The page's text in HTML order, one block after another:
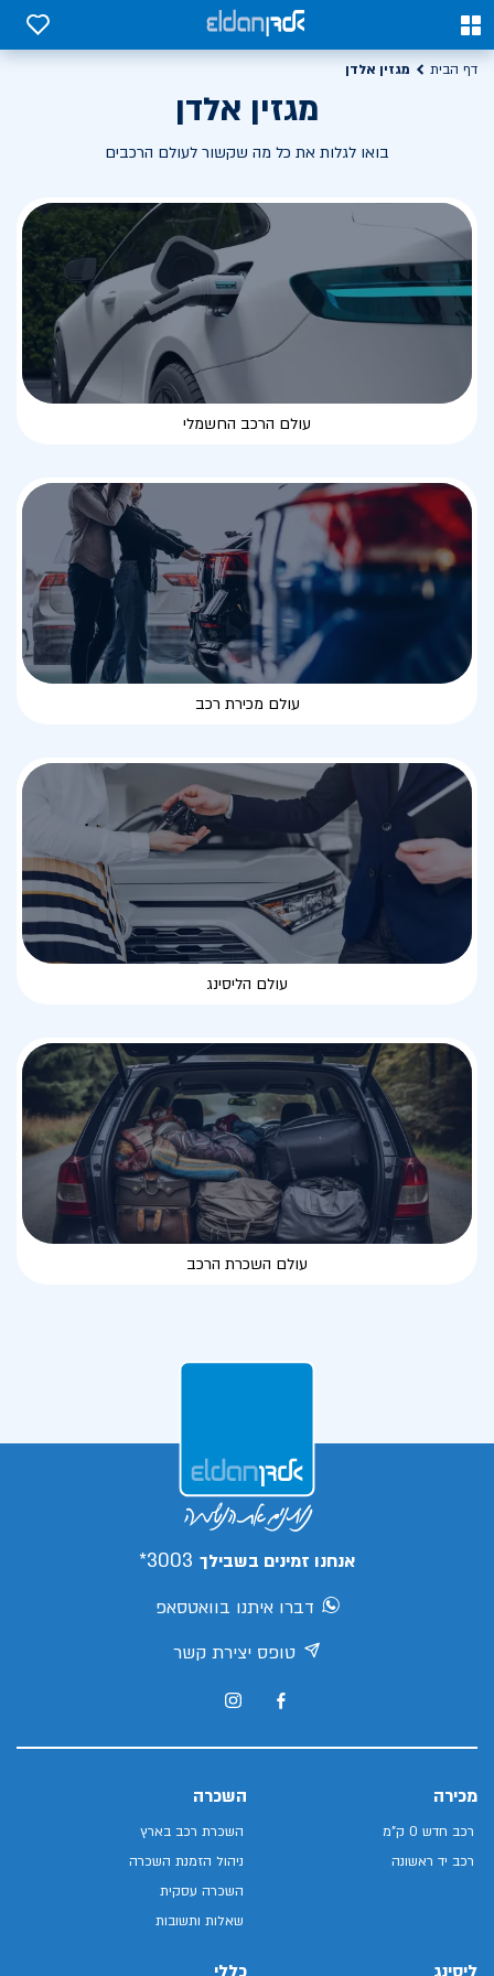
0
0
דף הבית מגזין אלדן
מגזין אלדן
בואו לגלות את כל מה שקשור לעולם הרכבים
עולם הרכב החשמלי
עולם מכירת רכב
עולם הליסינג
עולם השכרת הרכב
אנחנו זמינים בשבילך 3003*
דברו איתנו בוואטסאפ
טופס יצירת קשר
מכירה
רכב חדש 0 ק"מ
רכב יד ראשונה
השכרה
השכרת רכב בארץ
ניהול הזמנת השכרה
השכרה עסקית
שאלות ותשובות
ליסינג כללי